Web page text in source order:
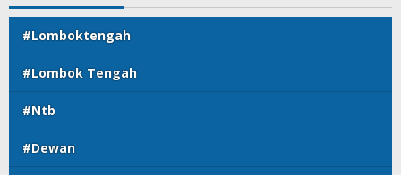
#Lomboktengah
#Lombok Tengah
#Ntb
#Dewan